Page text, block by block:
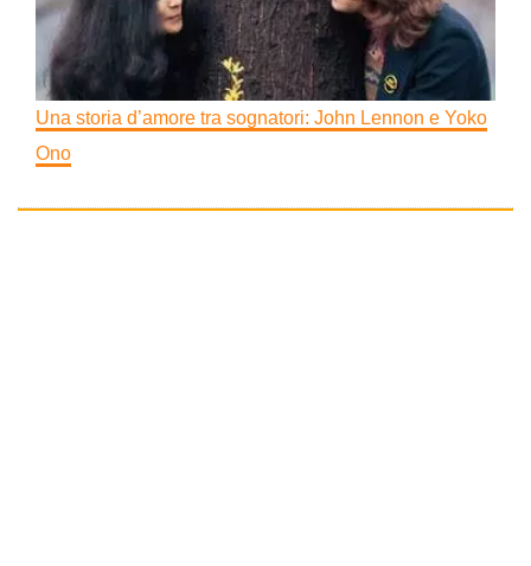
Una storia d’amore tra sognatori: John Lennon e Yoko
Ono